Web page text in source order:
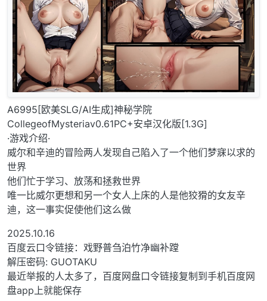
A6995[欧美SLG/AI生成]神秘学院
CollegeofMysteriav0.61PC+安卓汉化版[1.3G]
·游戏介绍·
威尔和辛迪的冒险两人发现自己陷入了一个他们梦寐以求的
世界
他们忙于学习、放荡和拯救世界
唯一比威尔更想和另一个女人上床的人是他狡猾的女友辛
迪，这一事实促使他们这么做
2025.10.16
百度云口令链接：戏野普刍泊竹净幽补蹚
解压密码: GUOTAKU
最近举报的人太多了，百度网盘口令链接复制到手机百度网
盘app上就能保存